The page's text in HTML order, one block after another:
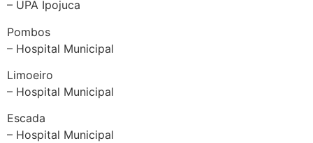
– UPA Ipojuca
Pombos
– Hospital Municipal
Limoeiro
– Hospital Municipal
Escada
– Hospital Municipal